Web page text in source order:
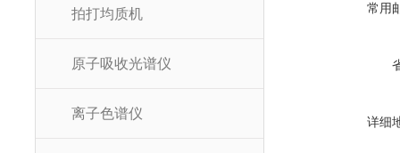
拍打均质机
原子吸收光谱仪
离子色谱仪
常用
详细